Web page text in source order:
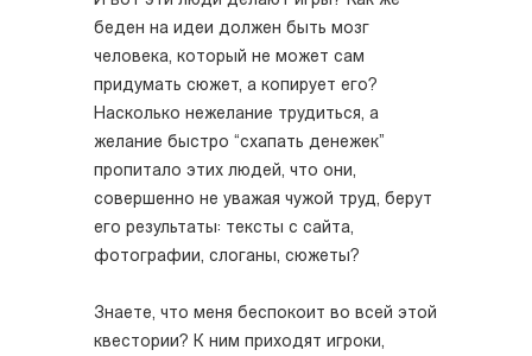
беден на идеи должен быть мозг
человека, который не может сам
придумать сюжет, а копирует его?
Насколько нежелание трудиться, а
желание быстро “схапать денежек”
пропитало этих людей, что они,
совершенно не уважая чужой труд, берут
его результаты: тексты с сайта,
фотографии, слоганы, сюжеты?
Знаете, что меня беспокоит во всей этой
квестории? К ним приходят игроки,